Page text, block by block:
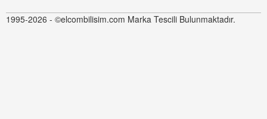
1995-2026 - ©elcombilisim.com Marka Tescili Bulunmaktadır.